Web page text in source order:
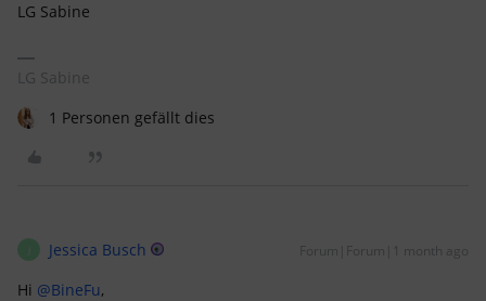
LG Sabine
LG Sabine
1 Personen gefällt dies
Jessica Busch Forum|Forum|1 month ago
Hi ​ @BineFu,